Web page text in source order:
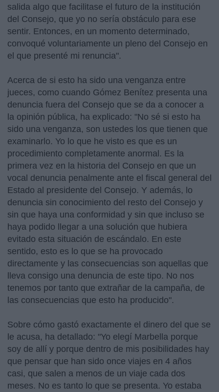
salida algo que facilitase el futuro de la institución
del Consejo, que yo no sería obstáculo para ese
sentir. Entonces, en un momento determinado,
convoqué voluntariamente un pleno del Consejo en
el que presenté mi renuncia".
Acerca de si esto ha sido una venganza entre
jueces, como cuando Gómez Benítez presenta una
denuncia fuera del Consejo que se da a conocer a
la opinión pública, ha explicado: "No sé si esto ha
sido una venganza, son ustedes los que tienen que
examinarlo. Yo lo que he visto es que es un
procedimiento completamente anormal. Es la
primera vez en la historia del Consejo en que un
vocal denuncia penalmente ante el fiscal general del
Estado al presidente del Consejo. Y además, lo
denuncia sin conocimiento del resto del Consejo y
sin que haya una conformidad y sin que incluso se
haya podido llegar a una solución que hubiera
evitado esta situación de escándalo. En este
sentido, esto es lo que se ha provocado
directamente y las consecuencias son aquellas que
lleva consigo una denuncia de este tipo. No nos
tenemos por tanto que extrañar de la campaña, de
las consecuencias que esto ha producido".
Sobre cómo gastó exactamente el dinero del que se
le acusa, ha detallado: "Yo elegí Marbella porque
soy de allí y porque dentro de mis posibilidades hay
que pensar que han sido once viajes en 4 años
casi, que salen a menos de un viaje cada dos
meses. No es tanto lo que se presenta. Yo estaba